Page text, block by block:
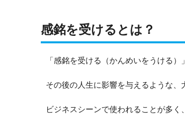
感銘を受けるとは？
「感銘を受ける（かんめいをうける）
その後の人生に影響を与えるような、
ビジネスシーンで使われることが多く